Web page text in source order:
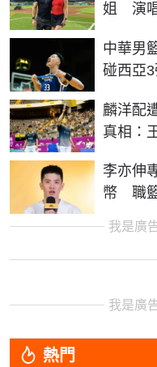
姐 演唱
中華男
碰西亞
麟洋配
真相：
李亦伸
幣 職
我是廣
我是廣
熱門